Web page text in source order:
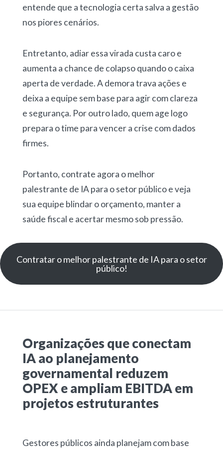
entende que a tecnologia certa salva a gestão
nos piores cenários.
Entretanto, adiar essa virada custa caro e
aumenta a chance de colapso quando o caixa
aperta de verdade. A demora trava ações e
deixa a equipe sem base para agir com clareza
e segurança. Por outro lado, quem age logo
prepara o time para vencer a crise com dados
firmes.
Portanto, contrate agora o melhor
palestrante de IA para o setor público e veja
sua equipe blindar o orçamento, manter a
saúde fiscal e acertar mesmo sob pressão.
Contratar o melhor palestrante de IA para o setor
público!
Organizações que conectam
IA ao planejamento
governamental reduzem
OPEX e ampliam EBITDA em
projetos estruturantes
Gestores públicos ainda planejam com base